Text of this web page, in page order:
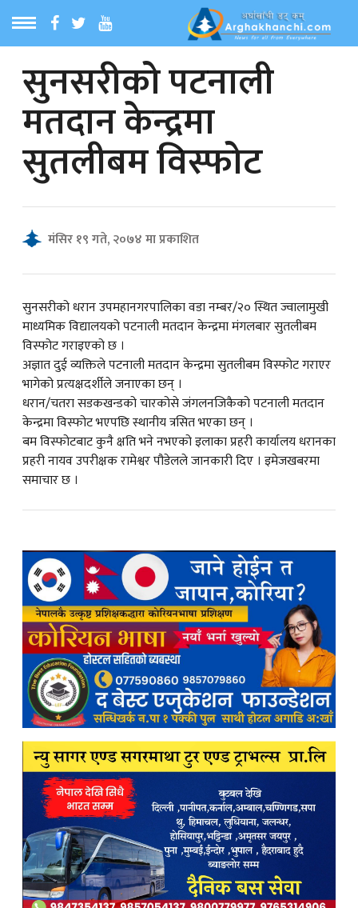
MENU
समाचार
सुनसरीको पटनाली
मतदान केन्द्रमा
सुतलीबम विस्फोट
मंसिर १९ गते, २०७४ मा प्रकाशित
सुनसरीको धरान उपमहानगरपालिका वडा नम्बर/२० स्थित ज्वालामुखी
माध्यमिक विद्यालयको पटनाली मतदान केन्द्रमा मंगलबार सुतलीबम
विस्फोट गराइएको छ ।
अज्ञात दुई व्यक्तिले पटनाली मतदान केन्द्रमा सुतलीबम विस्फोट गराएर
भागेको प्रत्यक्षदर्शीले जनाएका छन् ।
धरान/चतरा सडकखन्डको चारकोसे जंगलनजिकैको पटनाली मतदान
केन्द्रमा विस्फोट भएपछि स्थानीय त्रसित भएका छन् ।
बम विस्फोटबाट कुनै क्षति भने नभएको इलाका प्रहरी कार्यालय धरानका
प्रहरी नायव उपरीक्षक रामेश्वर पौडेलले जानकारी दिए । इमेजखबरमा
समाचार छ ।